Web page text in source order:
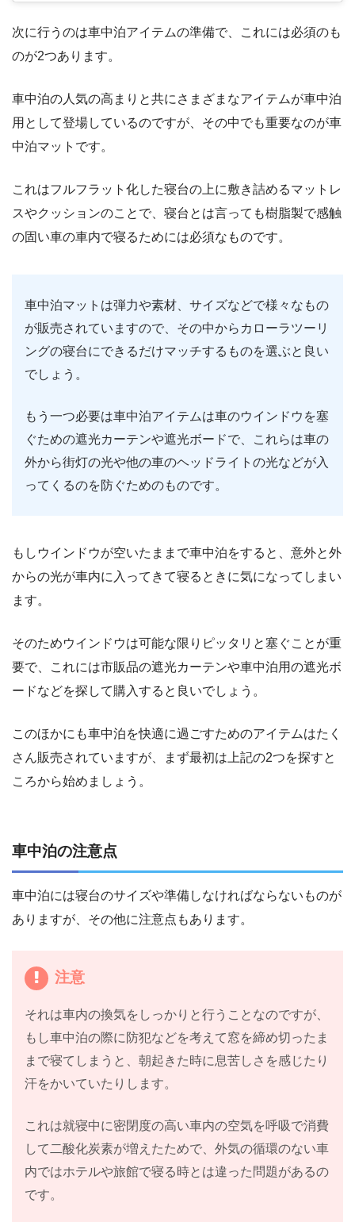
次に行うのは車中泊アイテムの準備で、これには必須のも
のが2つあります。
車中泊の人気の高まりと共にさまざまなアイテムが車中泊
用として登場しているのですが、その中でも重要なのが車
中泊マットです。
これはフルフラット化した寝台の上に敷き詰めるマットレ
スやクッションのことで、寝台とは言っても樹脂製で感触
の固い車の車内で寝るためには必須なものです。
車中泊マットは弾力や素材、サイズなどで様々なもの
が販売されていますので、その中からカローラツーリ
ングの寝台にできるだけマッチするものを選ぶと良い
でしょう。
もう一つ必要は車中泊アイテムは車のウインドウを塞
ぐための遮光カーテンや遮光ボードで、これらは車の
外から街灯の光や他の車のヘッドライトの光などが入
ってくるのを防ぐためのものです。
もしウインドウが空いたままで車中泊をすると、意外と外
からの光が車内に入ってきて寝るときに気になってしまい
ます。
そのためウインドウは可能な限りピッタリと塞ぐことが重
要で、これには市販品の遮光カーテンや車中泊用の遮光ボ
ードなどを探して購入すると良いでしょう。
このほかにも車中泊を快適に過ごすためのアイテムはたく
さん販売されていますが、まず最初は上記の2つを探すと
ころから始めましょう。
車中泊の注意点
車中泊には寝台のサイズや準備しなければならないものが
ありますが、その他に注意点もあります。
注意
それは車内の換気をしっかりと行うことなのですが、
もし車中泊の際に防犯などを考えて窓を締め切ったま
まで寝てしまうと、朝起きた時に息苦しさを感じたり
汗をかいていたりします。
これは就寝中に密閉度の高い車内の空気を呼吸で消費
して二酸化炭素が増えたためで、外気の循環のない車
内ではホテルや旅館で寝る時とは違った問題があるの
です。